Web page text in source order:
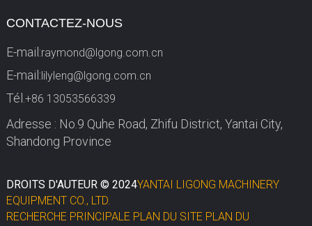
CONTACTEZ-NOUS
E-mail:raymond@lgong.com.cn
E-mail:lilyleng@lgong.com.cn
Tél. +86 13053566339
Adresse : No.9 Quhe Road, Zhifu District, Yantai City,
Shandong Province
DROITS D'AUTEUR © 2024YANTAI LIGONG MACHINERY
EQUIPMENT CO., LTD.
RECHERCHE PRINCIPALE PLAN DU SITE PLAN DU